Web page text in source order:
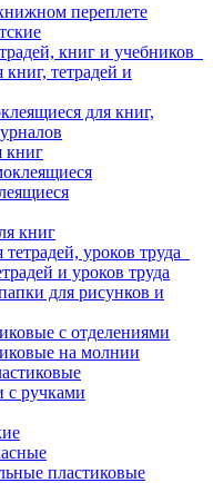
переплете
книг и учебников
тетрадей и
для книг,
книг
книг
уроков труда
и уроков труда
для рисунков и
с отделениями
на молнии
с ручками
пластиковые